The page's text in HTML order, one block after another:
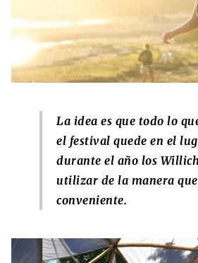
La idea es que todo lo
el festival quede en el
durante el año los
utilizar de la manera que
conveniente.